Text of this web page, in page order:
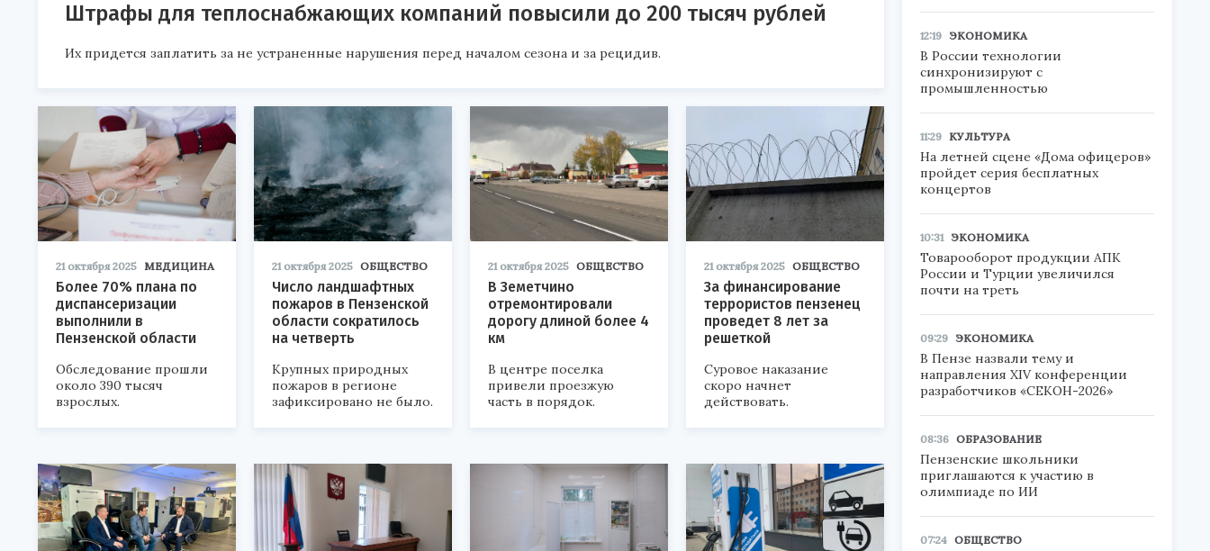
Штрафы для теплоснабжающих компаний повысили до 200 тысяч рублей
Их придется заплатить за не устраненные нарушения перед началом сезона и за рецидив.
21 октября 2025 МЕДИЦИНА
Более 70% плана по
диспансеризации
выполнили в
Пензенской области
Обследование прошли
около 390 тысяч
взрослых.
21 октября 2025 ОБЩЕСТВО
Число ландшафтных
пожаров в Пензенской
области сократилось
на четверть
Крупных природных
пожаров в регионе
зафиксировано не было.
21 октября 2025 ОБЩЕСТВО
В Земетчино
отремонтировали
дорогу длиной более 4
км
В центре поселка
привели проезжую
часть в порядок.
21 октября 2025 ОБЩЕСТВО
За финансирование
террористов пензенец
проведет 8 лет за
решеткой
Суровое наказание
скоро начнет
действовать.
12:19 ЭКОНОМИКА
В России технологии
синхронизируют с
промышленностью
11:29 КУЛЬТУРА
На летней сцене «Дома офицеров»
пройдет серия бесплатных
концертов
10:31 ЭКОНОМИКА
Товарооборот продукции АПК
России и Турции увеличился
почти на треть
09:29 ЭКОНОМИКА
В Пензе назвали тему и
направления XIV конференции
разработчиков «СЕКОН-2026»
08:36 ОБРАЗОВАНИЕ
Пензенские школьники
приглашаются к участию в
олимпиаде по ИИ
07:24 ОБЩЕСТВО